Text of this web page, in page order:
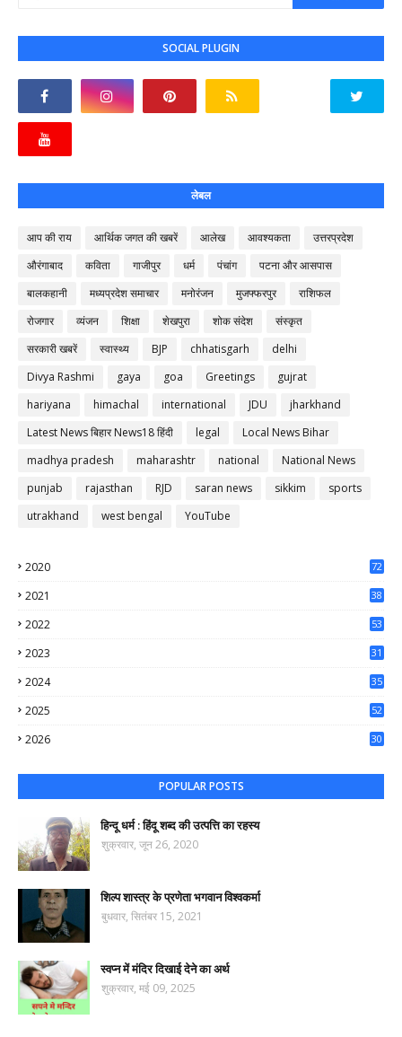
SOCIAL PLUGIN
लेबल
आप की राय आर्थिक जगत की खबरें आलेख आवश्यकता
उत्तरप्रदेश
औरंगाबाद
कविता गाजीपुर धर्म पंचांग
पटना और आसपास
बालकहानी
मध्यप्रदेश समाचार मनोरंजन मुजफ्फरपुर
राशिफल
रोजगार
व्यंजन शिक्षा शेखपुरा शोक संदेश
संस्कृत
सरकारी खबरें
स्वास्थ्य BJP chhatisgarh
delhi
Divya Rashmi
gaya goa Greetings
gujrat
hariyana
himachal international JDU
jharkhand
Latest News बिहार News18 हिंदी
legal
Local News Bihar
madhya pradesh
maharashtr national
National News
punjab
rajasthan RJD saran news sikkim
sports
utrakhand
west bengal YouTube
2020
72
2021
38
2022
53
2023
31
2024
35
2025
52
2026
30
POPULAR POSTS
हिन्दू धर्म : हिंदू शब्द की उत्पत्ति का रहस्य
शुक्रवार, जून 26, 2020
शिल्प शास्त्र के प्रणेता भगवान विश्वकर्मा
बुधवार, सितंबर 15, 2021
स्वप्न में मंदिर दिखाई देने का अर्थ
शुक्रवार, मई 09, 2025